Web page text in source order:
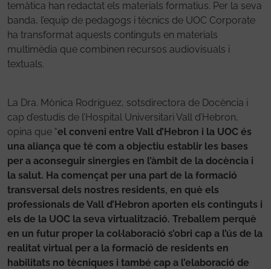
temàtica han redactat els materials formatius. Per la seva
banda, l’equip de pedagogs i tècnics de UOC Corporate
ha transformat aquests continguts en materials
multimèdia que combinen recursos audiovisuals i
textuals.
La Dra. Mònica Rodríguez, sotsdirectora de Docència i
cap d’estudis de l’Hospital Universitari Vall d’Hebron,
opina que "el conveni entre Vall d’Hebron i la UOC és
una aliança que té com a objectiu establir les bases
per a aconseguir sinergies en l’àmbit de la docència i
la salut. Ha començat per una part de la formació
transversal dels nostres residents, en què els
professionals de Vall d’Hebron aporten els continguts i
els de la UOC la seva virtualització. Treballem perquè
en un futur proper la col·laboració s’obri cap a l’ús de la
realitat virtual per a la formació de residents en
habilitats no tècniques i també cap a l’elaboració de